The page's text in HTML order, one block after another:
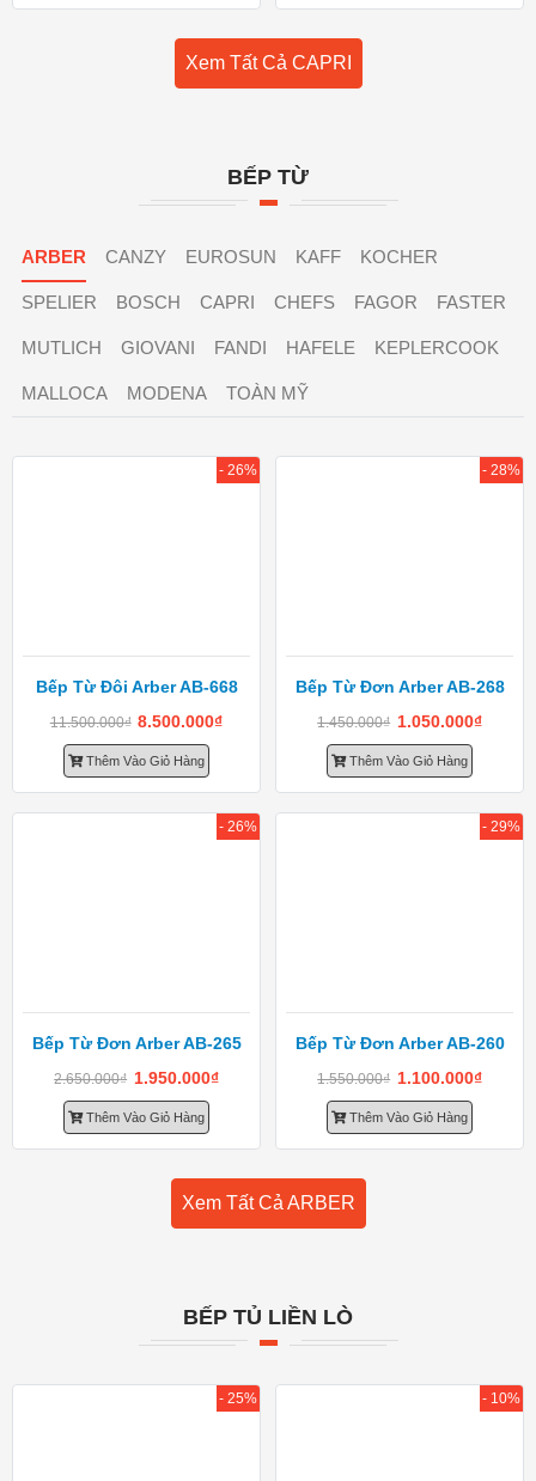
Xem Tất Cả CAPRI
BẾP TỪ
ARBER CANZY EUROSUN KAFF KOCHER
SPELIER BOSCH CAPRI CHEFS FAGOR FASTER
MUTLICH GIOVANI FANDI HAFELE KEPLERCOOK
MALLOCA MODENA TOÀN MỸ
Bếp Từ Đôi Arber AB-668
11.500.000₫ 8.500.000₫
Thêm Vào Giỏ Hàng
- 26%
Bếp Từ Đơn Arber AB-268
1.450.000₫ 1.050.000₫
Thêm Vào Giỏ Hàng
- 28%
Bếp Từ Đơn Arber AB-265
2.650.000₫ 1.950.000₫
Thêm Vào Giỏ Hàng
- 26%
Bếp Từ Đơn Arber AB-260
1.550.000₫ 1.100.000₫
Thêm Vào Giỏ Hàng
- 29%
Xem Tất Cả ARBER
BẾP TỦ LIỀN LÒ
- 25% - 10%